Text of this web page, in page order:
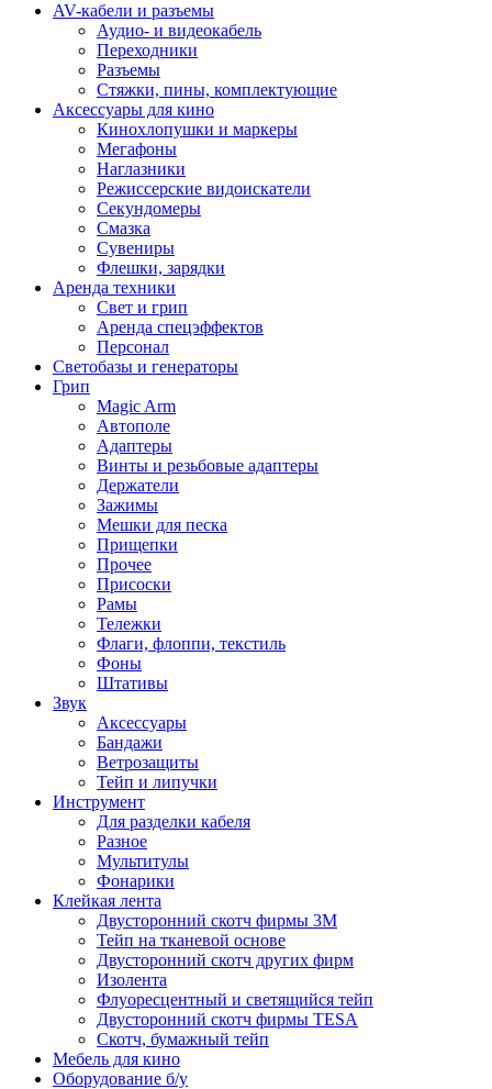
AV-кабели и разъемы
Аудио- и видеокабель
Переходники
Разъемы
Стяжки, пины, комплектующие
Аксессуары для кино
Кинохлопушки и маркеры
Мегафоны
Наглазники
Режиссерские видоискатели
Секундомеры
Смазка
Сувениры
Флешки, зарядки
Аренда техники
Свет и грип
Аренда спецэффектов
Персонал
Светобазы и генераторы
Грип
Magic Arm
Автополе
Адаптеры
Винты и резьбовые адаптеры
Держатели
Зажимы
Мешки для песка
Прищепки
Прочее
Присоски
Рамы
Тележки
Флаги, флоппи, текстиль
Фоны
Штативы
Звук
Аксессуары
Бандажи
Ветрозащиты
Тейп и липучки
Инструмент
Для разделки кабеля
Разное
Мультитулы
Фонарики
Клейкая лента
Двусторонний скотч фирмы 3M
Тейп на тканевой основе
Двусторонний скотч других фирм
Изолента
Флуоресцентный и светящийся тейп
Двусторонний скотч фирмы TESA
Скотч, бумажный тейп
Мебель для кино
Оборудование б/у